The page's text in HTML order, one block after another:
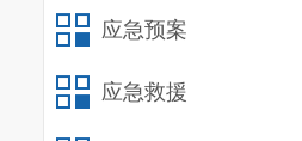
应急预案
应急救援